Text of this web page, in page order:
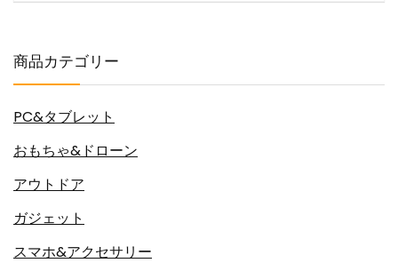
商品カテゴリー
PC&タブレット
おもちゃ&ドローン
アウトドア
ガジェット
スマホ&アクセサリー